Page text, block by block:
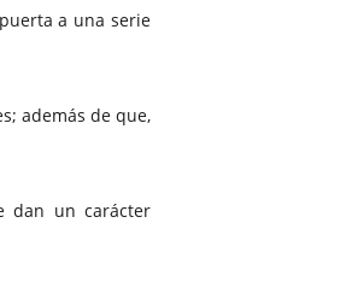
a una serie
además de que,
dan un carácter